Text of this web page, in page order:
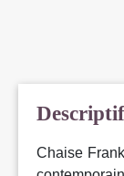
Descriptif
Chaise